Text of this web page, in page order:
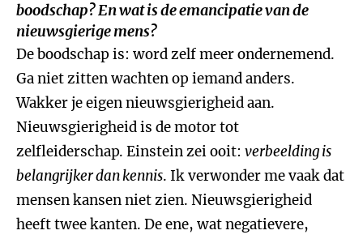
boodschap? En wat is de emancipatie van de
nieuwsgierige mens?
De boodschap is: word zelf meer ondernemend.
Ga niet zitten wachten op iemand anders.
Wakker je eigen nieuwsgierigheid aan.
Nieuwsgierigheid is de motor tot
zelfleiderschap. Einstein zei ooit: verbeelding is
belangrijker dan kennis. Ik verwonder me vaak dat
mensen kansen niet zien. Nieuwsgierigheid
heeft twee kanten. De ene, wat negatievere,